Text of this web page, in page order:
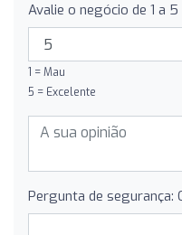
Avalie o negócio de 1 a 5
1 = Mau
5 = Excelente
Pergunta de segurança: